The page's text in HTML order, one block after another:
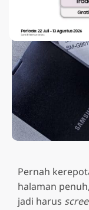
Pernah
halaman
jadi harus